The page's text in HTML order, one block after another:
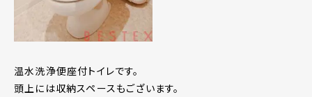
温水洗浄便座付トイレです。
頭上には収納スペースもございます。